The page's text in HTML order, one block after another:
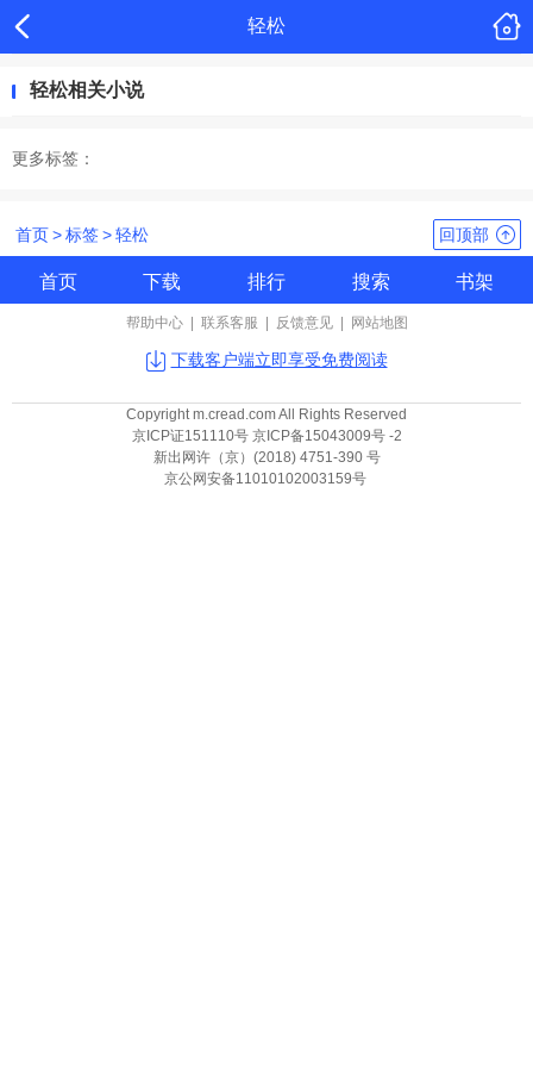
轻松
轻松相关小说
更多标签：
首页>标签>轻松 回顶部
首页 下载 排行 搜索 书架
帮助中心 联系客服 反馈意见 网站地图
下载客户端立即享受免费阅读
Copyright m.cread.com All Rights Reserved
京ICP证151110号 京ICP备15043009号 -2
新出网许（京）(2018) 4751-390 号
京公网安备11010102003159号